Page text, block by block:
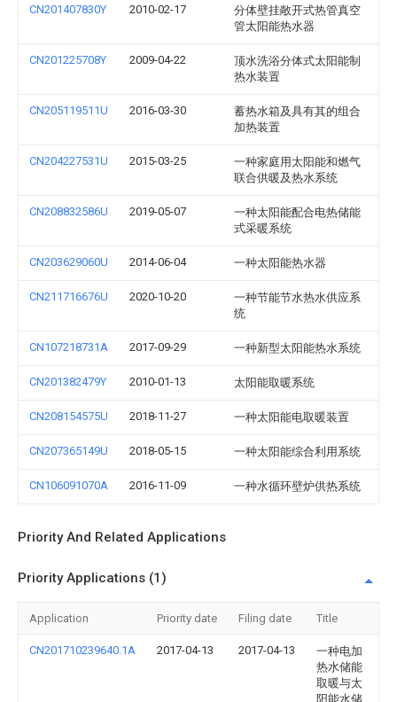
CN201407830Y 2010-02-17
分体壁挂敞开式热管真空
管太阳能热水器
CN201225708Y 2009-04-22
顶水洗浴分体式太阳能制
热水装置
CN205119511U 2016-03-30
蓄热水箱及具有其的组合
加热装置
CN204227531U 2015-03-25
一种家庭用太阳能和燃气
联合供暖及热水系统
CN208832586U 2019-05-07
一种太阳能配合电热储能
式采暖系统
CN203629060U 2014-06-04 一种太阳能热水器
CN211716676U 2020-10-20
一种节能节水热水供应系
统
CN107218731A 2017-09-29 一种新型太阳能热水系统
CN201382479Y 2010-01-13 太阳能取暖系统
CN208154575U 2018-11-27 一种太阳能电取暖装置
CN207365149U 2018-05-15 一种太阳能综合利用系统
CN106091070A 2016-11-09 一种水循环壁炉供热系统
Priority And Related Applications
Priority Applications (1)
Application Priority date Filing date Title
CN201710239640.1A 2017-04-13 2017-04-13
一种电加
热水储能
取暖与太
阳能水储